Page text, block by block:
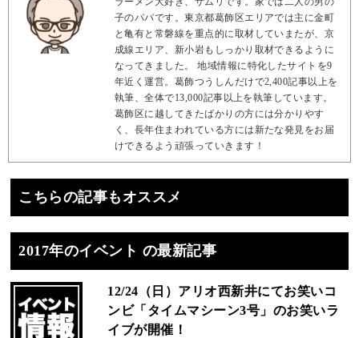
子のパパです。東京都葛飾区エリアでは主に金町
と亀有と常磐線を重点的に取材していまたが、京
成線エリア、新小岩もしっかり取材できるように
なってきました。 地域情報に特化したサイトを9
年近く運営。葛飾つうしんだけで2,400記事以上を
執筆、全体で13,000記事以上を執筆しています。
葛飾区に越してきたばかりの方には分かりやす
く、長年住まわれている方には新たな発見をお届
けできるよう頑張っていきます！
こちらの記事もオススメ
2017年のイベント の最新記事
12/24（日）アリオ西新井にてお笑いコ
ンビ「タイムマシーン3号」のお笑いラ
イブが開催！